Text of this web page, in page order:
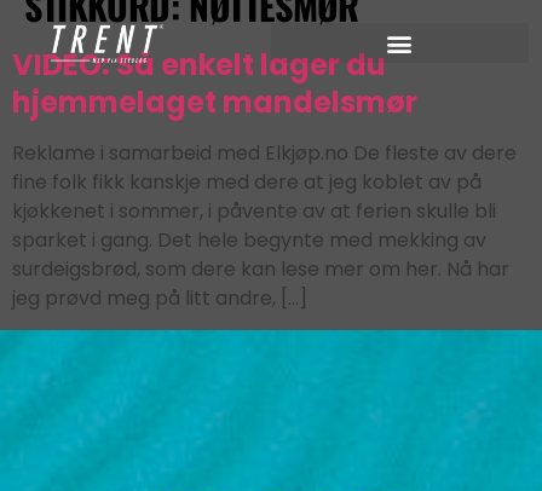
VIDEO: Så enkelt lager du
hjemmelaget mandelsmør
Reklame i samarbeid med Elkjøp.no De fleste av dere
fine folk fikk kanskje med dere at jeg koblet av på
kjøkkenet i sommer, i påvente av at ferien skulle bli
sparket i gang. Det hele begynte med mekking av
surdeigsbrød, som dere kan lese mer om her. Nå har
jeg prøvd meg på litt andre, […]